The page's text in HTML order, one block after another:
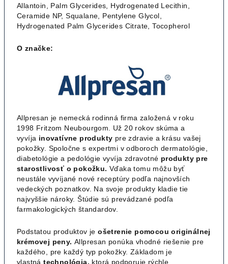
Allantoin, Palm Glycerides, Hydrogenated Lecithin,
Ceramide NP, Squalane, Pentylene Glycol,
Hydrogenated Palm Glycerides Citrate, Tocopherol
O značke:
Allpresan je nemecká rodinná firma založená v roku
1998 Fritzom Neubourgom. Už 20 rokov skúma a
vyvíja inovatívne produkty pre zdravie a krásu vašej
pokožky. Spoločne s expertmi v odboroch dermatológie,
diabetológie a pedológie vyvíja zdravotné produkty pre
starostlivosť o pokožku. Vďaka tomu môžu byť
neustále vyvíjané nové receptúry podľa najnovších
vedeckých poznatkov. Na svoje produkty kladie tie
najvyššie nároky. Štúdie sú prevádzané podľa
farmakologických štandardov.
Podstatou produktov jeošetrenie pomocou originálnej
krémovej peny.Allpresan ponúka vhodné riešenie pre
každého, pre každý typ pokožky. Základom je
vlastnátechnológia, ktorá podporuje rýchle